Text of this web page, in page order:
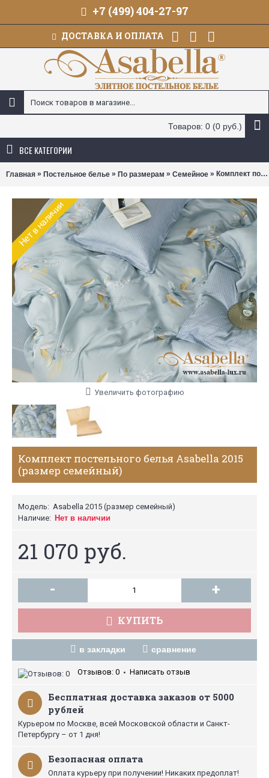
+7 (499) 404-27-97
ДОСТАВКА И ОПЛАТА
Товаров: 0 (0 руб.)
ВСЕ КАТЕГОРИИ
Главная » Постельное белье » По размерам » Семейное » Комплект постельного белья Asabella 2015 (размер семейный)
Нет в наличии
Увеличить фотографию
Комплект постельного белья Asabella 2015
(размер семейный)
Модель: Asabella 2015 (размер семейный)
Наличие: Нет в наличии
21 070 руб.
- +
КУПИТЬ
в закладки сравнение
Отзывов: 0 • Написать отзыв
Бесплатная доставка заказов от 5000
рублей
Курьером по Москве, всей Московской области и Санкт-
Петербургу – от 1 дня!
Безопасная оплата
Оплата курьеру при получении! Никаких предоплат!